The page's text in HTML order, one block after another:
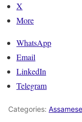
X
More
WhatsApp
Email
LinkedIn
Telegram
Categories: